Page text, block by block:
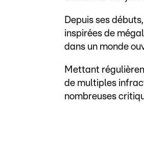
Depuis ses
inspirées de
dans un monde
Mettant
de multiples
nombreuses